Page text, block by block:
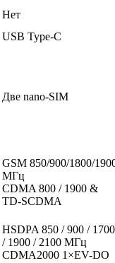
Нет
USB Type-C
Две nano-SIM
GSM 850/900/1800/
МГц
CDMA 800 / 1900 &
TD-SCDMA
HSDPA 850 / 900 / 1700
/ 1900 / 2100 МГц
CDMA2000 1×EV-DO